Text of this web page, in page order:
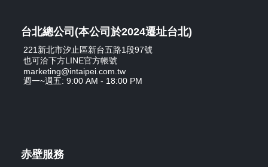
台北總公司(本公司於2024遷址台北)
221新北市汐止區新台五路1段97號
也可洽下方LINE官方帳號
marketing@intaipei.com.tw
週一~週五: 9:00 AM - 18:00 PM
赤壁服務